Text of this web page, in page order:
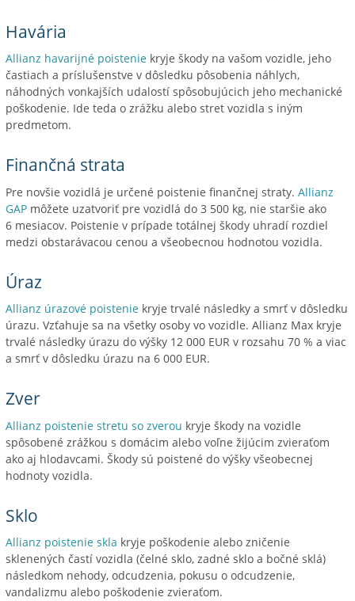
Havária
Allianz havarijné poistenie kryje škody na vašom vozidle, jeho
častiach a príslušenstve v dôsledku pôsobenia náhlych,
náhodných vonkajších udalostí spôsobujúcich jeho mechanické
poškodenie. Ide teda o zrážku alebo stret vozidla s iným
predmetom.
Finančná strata
Pre novšie vozidlá je určené poistenie finančnej straty. Allianz
GAP môžete uzatvoriť pre vozidlá do 3 500 kg, nie staršie ako
6 mesiacov. Poistenie v prípade totálnej škody uhradí rozdiel
medzi obstarávacou cenou a všeobecnou hodnotou vozidla.
Úraz
Allianz úrazové poistenie kryje trvalé následky a smrť v dôsledku
úrazu. Vzťahuje sa na všetky osoby vo vozidle. Allianz Max kryje
trvalé následky úrazu do výšky 12 000 EUR v rozsahu 70 % a viac
a smrť v dôsledku úrazu na 6 000 EUR.
Zver
Allianz poistenie stretu so zverou kryje škody na vozidle
spôsobené zrážkou s domácim alebo voľne žijúcim zvieraťom
ako aj hlodavcami. Škody sú poistené do výšky všeobecnej
hodnoty vozidla.
Sklo
Allianz poistenie skla kryje poškodenie alebo zničenie
sklenených častí vozidla (čelné sklo, zadné sklo a bočné sklá)
následkom nehody, odcudzenia, pokusu o odcudzenie,
vandalizmu alebo poškodenie zvieraťom.